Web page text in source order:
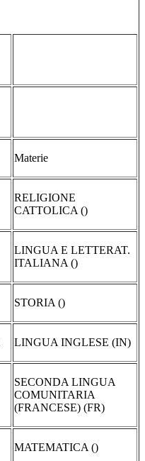
Materie
RELIGIONE
CATTOLICA ()
LINGUA E LETTERAT.
ITALIANA ()
STORIA ()
LINGUA INGLESE (IN)
SECONDA LINGUA
COMUNITARIA
(FRANCESE) (FR)
MATEMATICA ()